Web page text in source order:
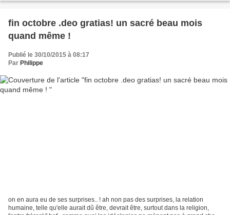
fin octobre .deo gratias! un sacré beau mois
quand même !
Publié le 30/10/2015 à 08:17
Par Philippe
on en aura eu de ses surprises.. ! ah non pas des surprises, la relation
humaine, telle qu'elle aurait dû être, devrait être, surtout dans la religion,